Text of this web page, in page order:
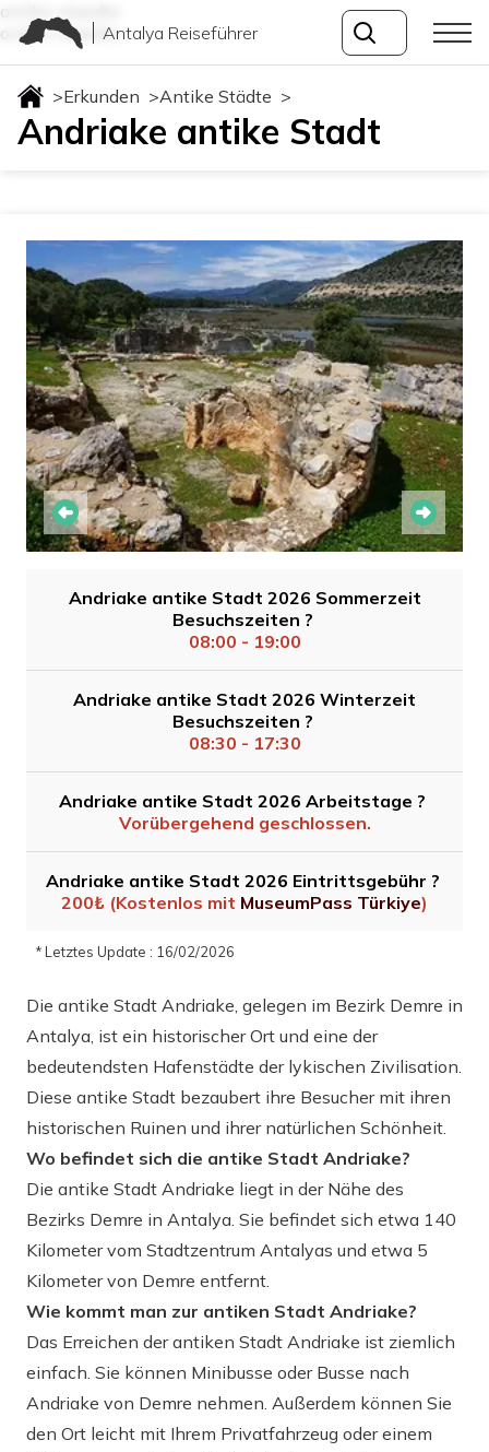
antike-staedte
antike-staedteAntalya Reiseführer
>Erkunden >Antike Städte >
Andriake antike Stadt
Andriake antike Stadt 2026 Sommerzeit
Besuchszeiten ?
08:00 - 19:00
Andriake antike Stadt 2026 Winterzeit
Besuchszeiten ?
08:30 - 17:30
Andriake antike Stadt 2026 Arbeitstage ?
Vorübergehend geschlossen.
Andriake antike Stadt 2026 Eintrittsgebühr ?
200₺ (Kostenlos mit MuseumPass Türkiye)
* Letztes Update : 16/02/2026
Die antike Stadt Andriake, gelegen im Bezirk Demre in
Antalya, ist ein historischer Ort und eine der
bedeutendsten Hafenstädte der lykischen Zivilisation.
Diese antike Stadt bezaubert ihre Besucher mit ihren
historischen Ruinen und ihrer natürlichen Schönheit.
Wo befindet sich die antike Stadt Andriake?
Die antike Stadt Andriake liegt in der Nähe des
Bezirks Demre in Antalya. Sie befindet sich etwa 140
Kilometer vom Stadtzentrum Antalyas und etwa 5
Kilometer von Demre entfernt.
Wie kommt man zur antiken Stadt Andriake?
Das Erreichen der antiken Stadt Andriake ist ziemlich
einfach. Sie können Minibusse oder Busse nach
Andriake von Demre nehmen. Außerdem können Sie
den Ort leicht mit Ihrem Privatfahrzeug oder einem